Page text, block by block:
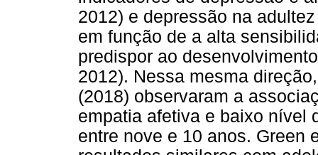
2012) e depressão na
em função de a alta
predispor ao
2012). Nessa mesma
(2018) observaram a
empatia afetiva e baixo nível
entre nove e 10 anos. Green